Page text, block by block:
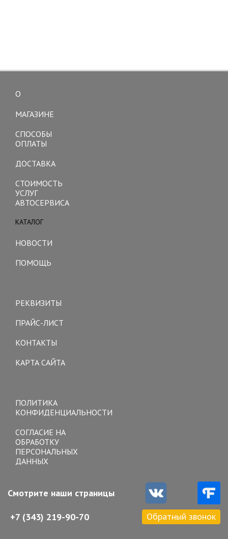
О
МАГАЗИНЕ
СПОСОБЫ
ОПЛАТЫ
ДОСТАВКА
СТОИМОСТЬ
УСЛУГ
АВТОСЕРВИСА
КАТАЛОГ
НОВОСТИ
ПОМОЩЬ
РЕКВИЗИТЫ
ПРАЙС-ЛИСТ
КОНТАКТЫ
КАРТА САЙТА
ПОЛИТИКА
КОНФИДЕНЦИАЛЬНОСТИ
СОГЛАСИЕ НА
ОБРАБОТКУ
ПЕРСОНАЛЬНЫХ
ДАННЫХ
Смотрите наши страницы
+7 (343) 219-90-70 Обратный звонок